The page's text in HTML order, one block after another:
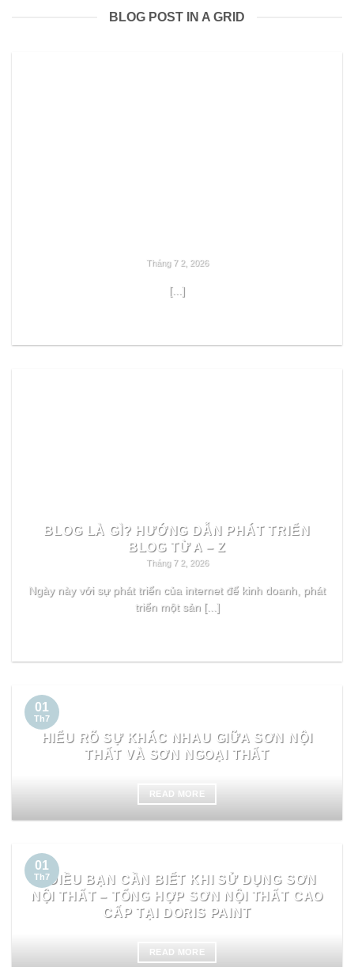
BLOG POST IN A GRID
Tháng 7 2, 2026
[...]
BLOG LÀ GÌ? HƯỚNG DẪN PHÁT TRIỂN
BLOG TỪ A – Z
Tháng 7 2, 2026
Ngày này với sự phát triển của internet để kinh doanh, phát
triển một sản [...]
HIỂU RÕ SỰ KHÁC NHAU GIỮA SƠN NỘI
THẤT VÀ SƠN NGOẠI THẤT
READ MORE
01
Th7
5 ĐIỀU BẠN CẦN BIẾT KHI SỬ DỤNG SƠN
NỘI THẤT – TỔNG HỢP SƠN NỘI THẤT CAO
CẤP TẠI DORIS PAINT
READ MORE
01
Th7